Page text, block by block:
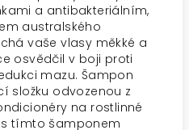
a antibakteriálním,
australského
vaše vlasy měkké a
osvědčil v boji proti
mazu. Šampon
složku odvozenou z
na rostlinné
s tímto šamponem